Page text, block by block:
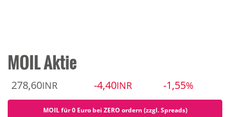
MOIL Aktie
278,60INR -4,40INR -1,55%
MOIL für 0 Euro bei ZERO ordern (zzgl. Spreads)